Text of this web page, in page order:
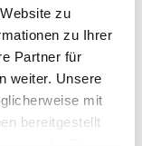
zu
zu Ihrer
Partner für
weiter. Unsere
mit
bereitgestellt